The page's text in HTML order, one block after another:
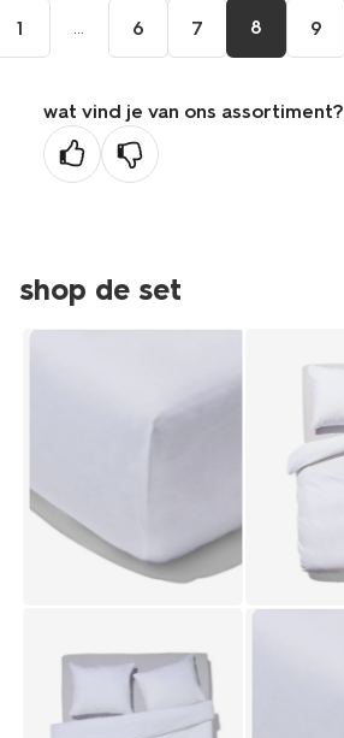
1 ... 6 7 8 9
wat vind je van ons assortiment?
shop de set